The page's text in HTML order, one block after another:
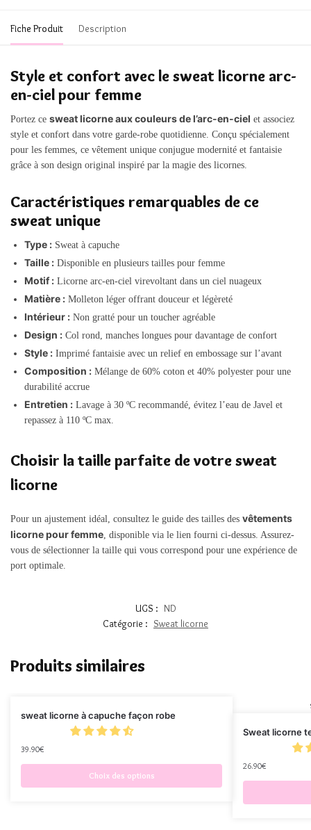
Fiche Produit Description
Style et confort avec le sweat licorne arc-
en-ciel pour femme
Portez ce sweat licorne aux couleurs de l’arc-en-ciel et associez
style et confort dans votre garde-robe quotidienne. Conçu spécialement
pour les femmes, ce vêtement unique conjugue modernité et fantaisie
grâce à son design original inspiré par la magie des licornes.
Caractéristiques remarquables de ce
sweat unique
Type : Sweat à capuche
Taille : Disponible en plusieurs tailles pour femme
Motif : Licorne arc-en-ciel virevoltant dans un ciel nuageux
Matière : Molleton léger offrant douceur et légèreté
Intérieur : Non gratté pour un toucher agréable
Design : Col rond, manches longues pour davantage de confort
Style : Imprimé fantaisie avec un relief en embossage sur l’avant
Composition : Mélange de 60% coton et 40% polyester pour une
durabilité accrue
Entretien : Lavage à 30 ºC recommandé, évitez l’eau de Javel et
repassez à 110 ºC max.
Choisir la taille parfaite de votre sweat
licorne
Pour un ajustement idéal, consultez le guide des tailles des vêtements
licorne pour femme , disponible via le lien fourni ci-dessus. Assurez-
vous de sélectionner la taille qui vous correspond pour une expérience de
port optimale.
UGS : ND
Catégorie : Sweat licorne
Produits similaires
sweat licorne à capuche façon robe
39.90€
Choix des options
Sweat licorne
26.90€